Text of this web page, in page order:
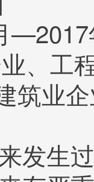
、工
筑业
发生